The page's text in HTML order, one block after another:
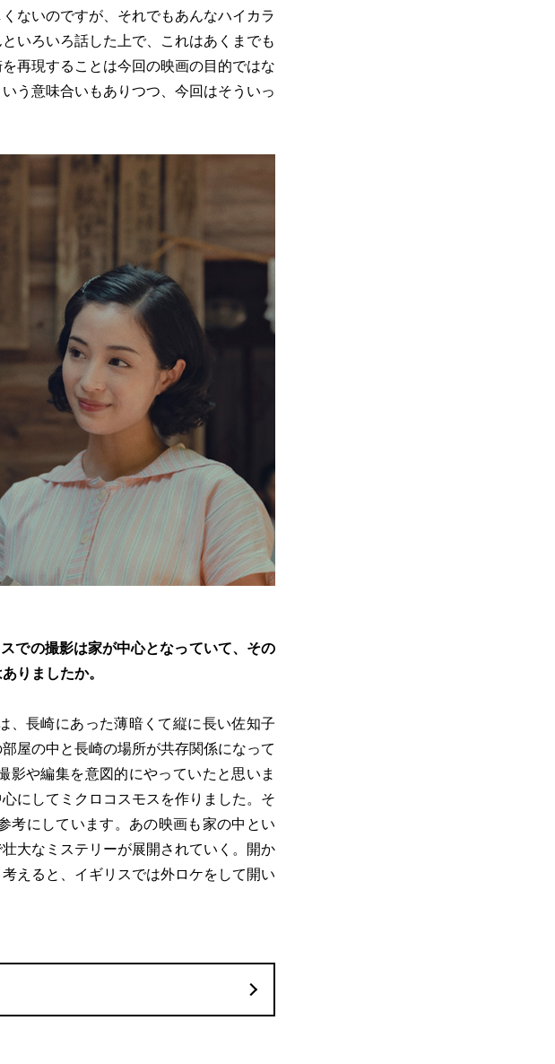
ないのですが、それでもあんなハイカラ
いろいろ話した上で、これはあくまでも
再現することは今回の映画の目的ではな
う意味合いもありつつ、今回はそういっ
での撮影は家が中心となっていて、その
りましたか。
、長崎にあった薄暗くて縦に長い佐知子
屋の中と長崎の場所が共存関係になって
影や編集を意図的にやっていたと思いま
にしてミクロコスモスを作りました。そ
考にしています。あの映画も家の中とい
大なミステリーが展開されていく。開か
えると、イギリスでは外ロケをして開い